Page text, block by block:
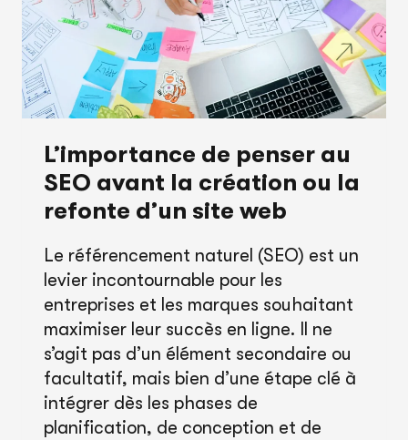
TONUS
MARKETING
L’importance de penser au
SEO avant la création ou la
refonte d’un site web
Le référencement naturel (SEO) est un
levier incontournable pour les
entreprises et les marques souhaitant
maximiser leur succès en ligne. Il ne
s’agit pas d’un élément secondaire ou
facultatif, mais bien d’une étape clé à
intégrer dès les phases de
planification, de conception et de